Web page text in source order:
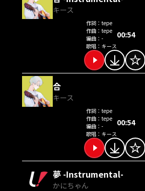
キース
作詞：tepe
作曲：tepe
編曲：-
歌唱： キース
00:54
合
キース
作詞：tepe
作曲：tepe
編曲：-
歌唱： キース
00:54
夢 -Instrumental-
かにちゃん